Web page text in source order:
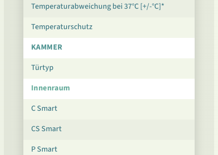
Temperaturabweichung bei 37°C [+/-°C]*
Temperaturschutz
KAMMER
Türtyp
Innenraum
C Smart
CS Smart
P Smart